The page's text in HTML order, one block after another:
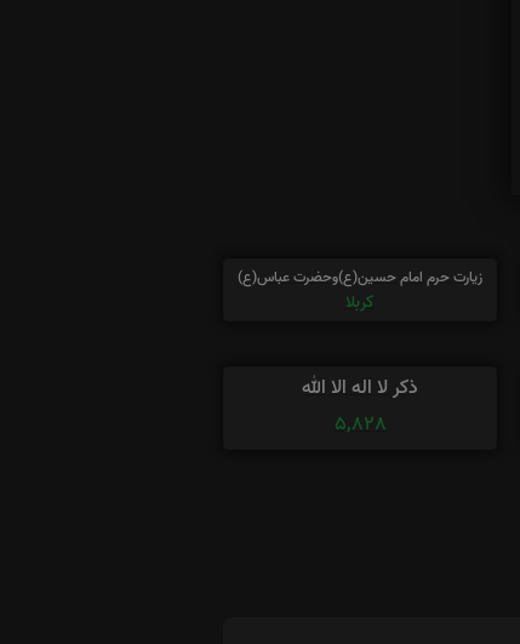
زیارت حرم امام حسین(ع)وحضرت عباس(ع)
کربلا
ذکر لا اله الا الله
5,828